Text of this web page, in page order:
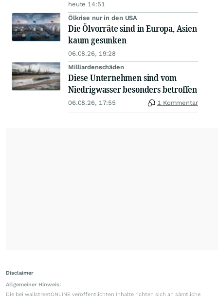
heute 14:51
Ölkrise nur in den USA
Die Ölvorräte sind in Europa, Asien
kaum gesunken
06.08.26, 19:28
Milliardenschäden
Diese Unternehmen sind vom
Niedrigwasser besonders betroffen
06.08.26, 17:55 1 Kommentar
Disclaimer
Allgemeiner Hinweis:
Die bei wallstreetONLINE veröffentlichten Inhalte richten sich an sämtliche